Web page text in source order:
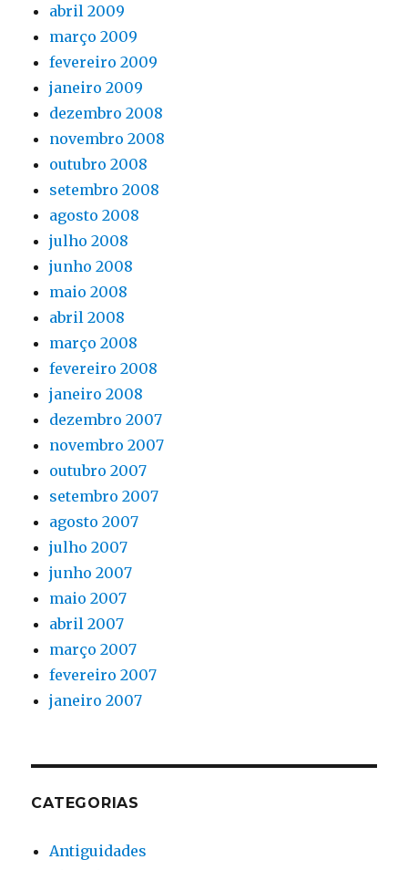
abril 2009
março 2009
fevereiro 2009
janeiro 2009
dezembro 2008
novembro 2008
outubro 2008
setembro 2008
agosto 2008
julho 2008
junho 2008
maio 2008
abril 2008
março 2008
fevereiro 2008
janeiro 2008
dezembro 2007
novembro 2007
outubro 2007
setembro 2007
agosto 2007
julho 2007
junho 2007
maio 2007
abril 2007
março 2007
fevereiro 2007
janeiro 2007
CATEGORIAS
Antiguidades